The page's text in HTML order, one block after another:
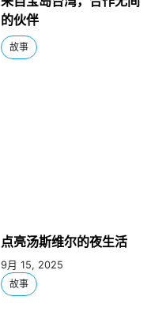
的伙伴
故事
点亮汤斯维尔的夜生活
9月 15, 2025
故事